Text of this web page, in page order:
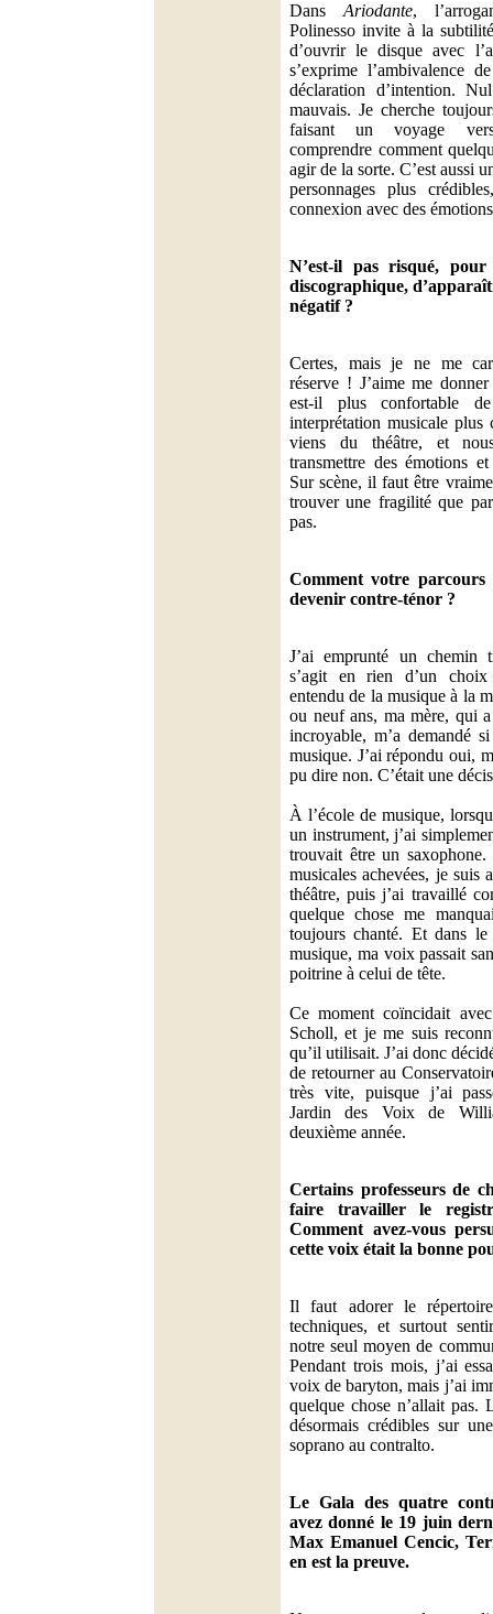
Dans Ariodante,
Polinesso invite à la
d’ouvrir le disque avec
s’exprime l’ambivalence
déclaration d’intention.
mauvais. Je cherche
faisant un voyage
comprendre comment
agir de la sorte. C’est aussi
personnages plus
connexion avec des
N’est-il pas risqué,
discographique,
négatif ?
Certes, mais je ne me
réserve ! J’aime me
est-il plus confortable
interprétation musicale plus
viens du théâtre, et
transmettre des émotions
Sur scène, il faut être
trouver une fragilité que
pas.
Comment votre parcours
devenir contre-ténor ?
J’ai emprunté un chemin
s’agit en rien d’un
entendu de la musique à la
ou neuf ans, ma mère, qui
incroyable, m’a demandé
musique. J’ai répondu oui,
pu dire non. C’était une
À l’école de musique,
un instrument, j’ai
trouvait être un
musicales achevées, je suis
théâtre, puis j’ai travaillé
quelque chose me
toujours chanté. Et dans
musique, ma voix passait
poitrine à celui de tête.
Ce moment coïncidait
Scholl, et je me suis
qu’il utilisait. J’ai donc
de retourner au
très vite, puisque j’ai
Jardin des Voix de
deuxième année.
Certains professeurs de
faire travailler le
Comment avez-vous
cette voix était la bonne
Il faut adorer le
techniques, et surtout
notre seul moyen de
Pendant trois mois, j’ai
voix de baryton, mais j’ai
quelque chose n’allait pas.
désormais crédibles sur
soprano au contralto.
Le Gala des quatre
avez donné le 19 juin
Max Emanuel Cencic,
en est la preuve.